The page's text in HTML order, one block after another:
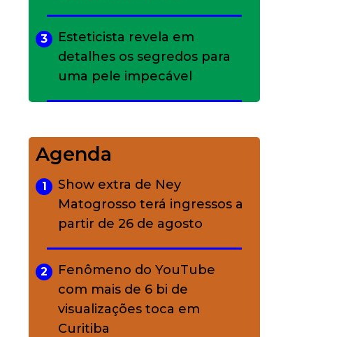
3
Esteticista revela em
detalhes os segredos para
uma pele impecável
charme rústico que
conquistou o luxo
A ciência por trás da
skincare: a função de cada
ativo
Agenda
1
Show extra de Ney
Matogrosso terá ingressos a
partir de 26 de agosto
2
Fenômeno do YouTube
com mais de 6 bi de
visualizações toca em
Curitiba